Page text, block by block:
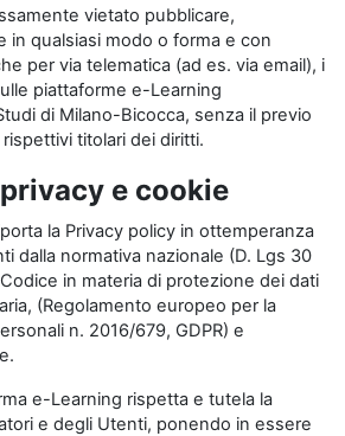
vietato pubblicare,
in qualsiasi modo o forma e con
per via telematica (ad es. via email), i
piattaforme e-Learning
di Milano-Bicocca, senza il previo
titolari dei diritti.
e cookie
la Privacy policy in ottemperanza
dalla normativa nazionale (D. Lgs 30
in materia di protezione dei dati
(Regolamento europeo per la
n. 2016/679, GDPR) e
e-Learning rispetta e tutela la
e degli Utenti, ponendo in essere